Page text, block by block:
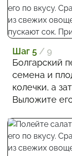
Шаг 5 / 9
Болгарский
семена и
колечки, а
Выложите